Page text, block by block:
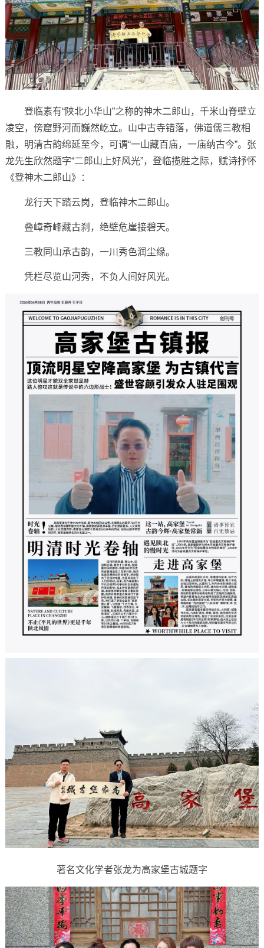
登临素有“陕北小华山”之称的神木二郎山，千米山脊壁立
凌空，傍窟野河而巍然屹立。山中古寺错落，佛道儒三教相
融，明清古韵绵延至今，可谓“一山藏百庙，一庙纳古今”。张
龙先生欣然题字“二郎山上好风光”，登临揽胜之际，赋诗抒怀
《登神木二郎山》：
龙行天下踏云岗，登临神木二郎山。
叠嶂奇峰藏古刹，绝壁危崖接碧天。
三教同山承古韵，一川秀色润尘缘。
凭栏尽览山河秀，不负人间好风光。
著名文化学者张龙为高家堡古城题字